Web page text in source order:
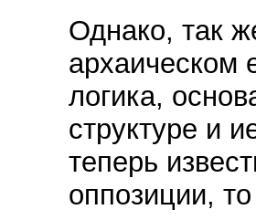
Однако, так
архаическом
логика,
структуре и
теперь
оппозиции,